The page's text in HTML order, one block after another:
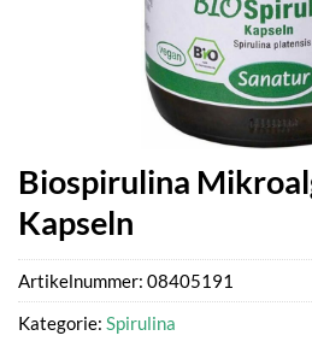
Biospirulina
Kapseln
Artikelnummer: 08405191
Kategorie: Spirulina